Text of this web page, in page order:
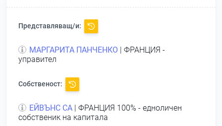
Представляващ/и:
МАРГАРИТА ПАНЧЕНКО | ФРАНЦИЯ -
управител
Собственост:
ЕЙВЪНС СА | ФРАНЦИЯ 100% - едноличен
собственик на капитала